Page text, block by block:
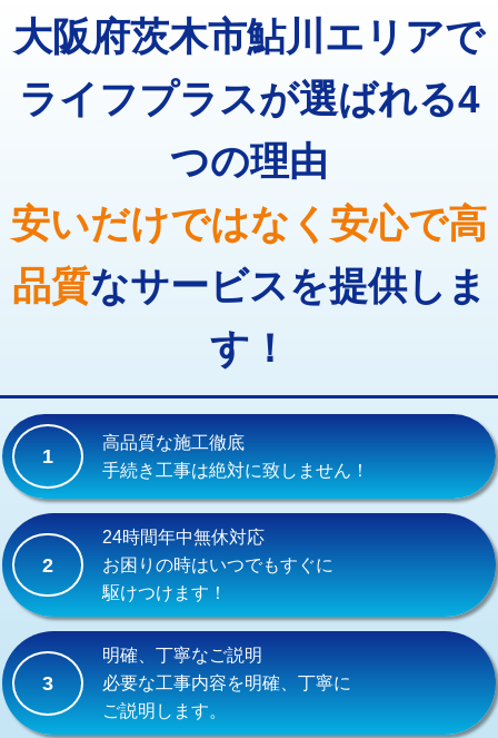
マス交換（深さ50㎝以上） 66,000円
コンクリート斫り（厚さ10㎝超え） 38,500円
モルタル補修（厚さ10㎝まで） 27,500円
38,500円
追加人工 16,500円
廃棄・処分 現場見積
追加トーラー機使用/3m超え +3,300円
33,000円
桝清掃 8,800円
止水・漏水調査・防水処理・清掃・修
11,000円
止水・漏水調査・防水処理・清掃・修
22,000円
止水・漏水調査・防水処理・清掃・修
33,000円
交換・取付（タンク） 22,000円+材料費
交換・取付(単水栓（壁付・デッキ
式）)
13,200円+材料費
交換・取付(混合水栓（壁付・デッキ
式・ワンホール）)
交換・取付(排水栓・排水トラップ
（P/S/ポップアップ））
交換・取付（その他部品）
持込商品取付（単水栓）
大阪府茨木市鮎川エリアで
ライフプラスが選ばれる4
つの理由
安いだけではなく安心で高
品質なサービスを提供しま
す！
1
高品質な施工徹底
手続き工事は絶対に致しません！
2
24時間年中無休対応
お困りの時はいつでもすぐに
駆けつけます！
3
明確、丁寧なご説明
必要な工事内容を明確、丁寧に
ご説明します。